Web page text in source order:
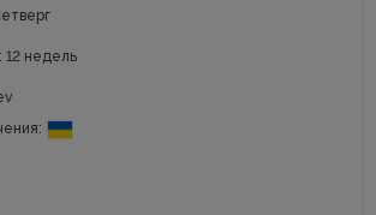
12 недель